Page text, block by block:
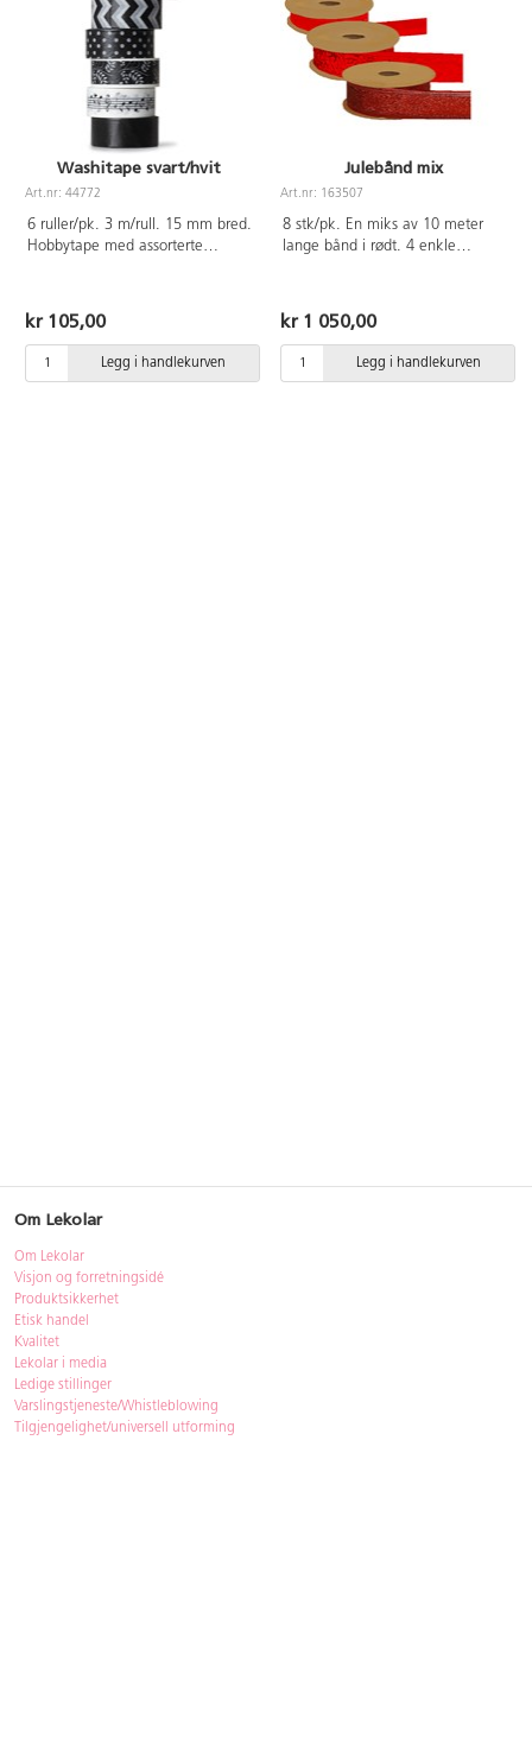
Washitape svart/hvit
Art.nr: 44772
6 ruller/pk. 3 m/rull. 15 mm bred.
Hobbytape med assorterte
kr 105,00
Legg i handlekurven
Julebånd mix
Art.nr: 163507
8 stk/pk. En miks av 10 meter
lange bånd i rødt. 4 enkle
kr 1 050,00
Legg i handlekurven
Om Lekolar
Om Lekolar
Visjon og forretningsidé
Produktsikkerhet
Etisk handel
Kvalitet
Lekolar i media
Ledige stillinger
Varslingstjeneste/Whistleblowing
Tilgjengelighet/universell utforming